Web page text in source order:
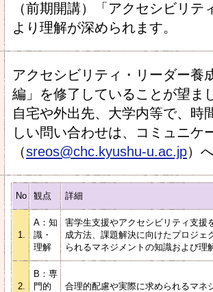
（前期開講）「アクセシビリ
より理解が深められます。
アクセシビリティ・リーダー養
編」を修了していることが望ま
自宅や外出先、大学内等で、時
しい問い合わせは、コミュニケ
（sreos@chc.kyushu-u.ac.jp）
No 観点 詳細
1.
A：知
識・
理解
害学生支援やアクセシビリティ支援
成方法、課題解決に向けたプロジェ
られるマネジメントの知識および理
2.
B：専
門的
合理的配慮や実際に求められるマ